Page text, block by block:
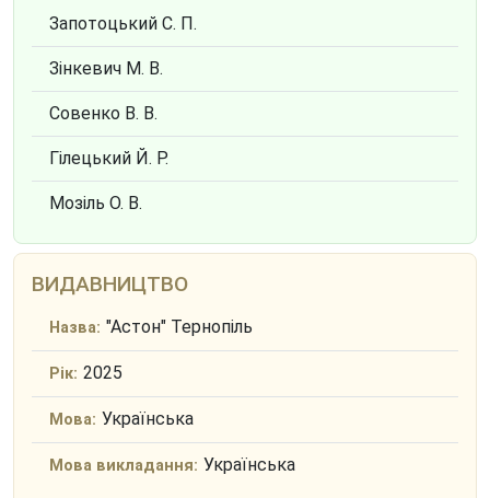
Запотоцький С. П.
Зінкевич М. В.
Совенко В. В.
Гілецький Й. Р.
Мозіль О. В.
ВИДАВНИЦТВО
Назва: "Астон" Тернопіль
Рік: 2025
Мова: Українська
Мова викладання: Українська